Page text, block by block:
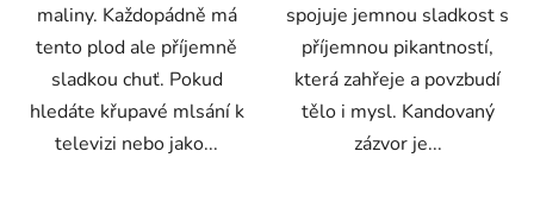
maliny. Každopádně má
tento plod ale příjemně
sladkou chuť. Pokud
hledáte křupavé mlsání k
televizi nebo jako...
spojuje jemnou sladkost s
příjemnou pikantností,
která zahřeje a povzbudí
tělo i mysl. Kandovaný
zázvor je...